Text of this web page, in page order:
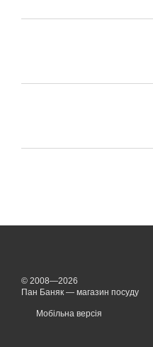
© 2008—2026
Пан Баняк — магазин посуду
Мобільна версія